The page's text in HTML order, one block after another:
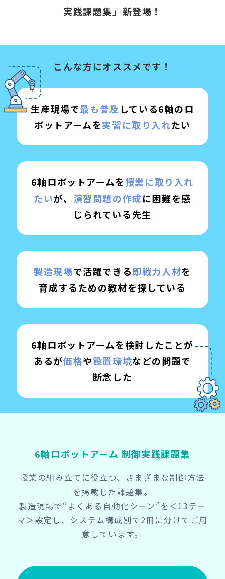
実践課題集」新登場！
こんな方にオススメです！
生産現場で最も普及 している6軸のロ
ボットアームを実習に取り入れたい
6軸ロボットアームを授業に取り入れ
たいが、 演習問題の作成に困難を感
じられている先生
製造現場で活躍できる即戦力人材を
育成するための教材を探している
6軸ロボットアームを検討したことが
あるが価格や設置環境などの問題で
断念した
6軸ロボットアーム 制御実践課題集
授業の組み立てに役立つ、さまざまな制御方法
を掲載した課題集。
製造現場で“よくある自動化シーン”を＜13テー
マ＞設定し、システム構成別で2冊に分けてご用
意しています。